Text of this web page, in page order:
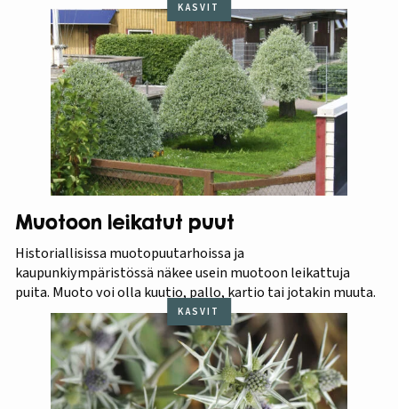
KASVIT
Muotoon leikatut puut
Historiallisissa muotopuutarhoissa ja
kaupunkiympäristössä näkee usein muotoon leikattuja
puita. Muoto voi olla kuutio, pallo, kartio tai jotakin muuta.
KASVIT